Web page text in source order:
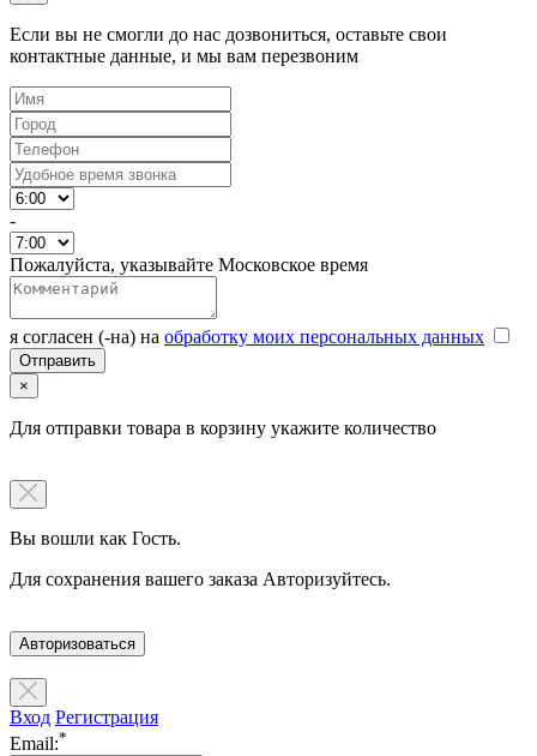
Если вы не смогли до нас дозвониться, оставьте свои
контактные данные, и мы вам перезвоним
-
Пожалуйста, указывайте Московское время
я согласен (-на) на обработку моих персональных данных
×
Для отправки товара в корзину укажите количество
Вы вошли как Гость.
Для сохранения вашего заказа Авторизуйтесь.
Авторизоваться
Вход Регистрация
Email:*